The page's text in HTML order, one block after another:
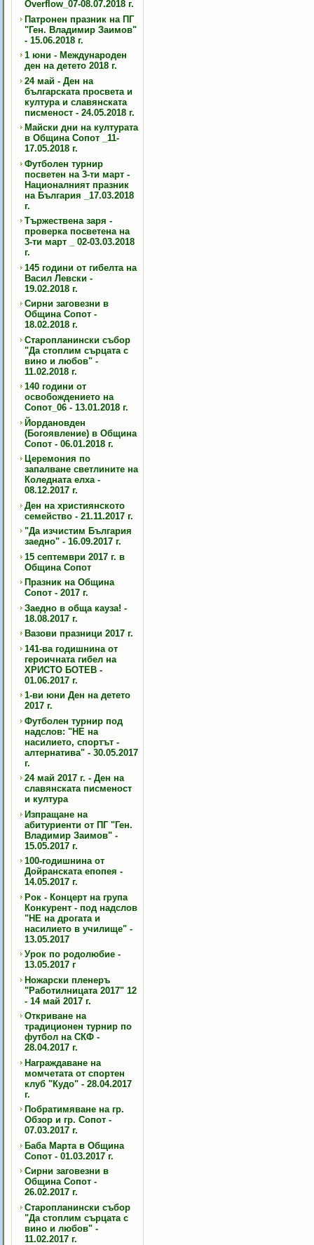
Overflow_07-08.07.2018 г.
Патронен празник на ПГ
"Ген. Владимир Заимов"
- 15.06.2018 г.
1 юни - Международен
ден на детето 2018 г.
24 май - Ден на
българската просвета и
култура и славянската
писменост - 24.05.2018 г.
Майски дни на културата
в Община Сопот _11-
17.05.2018 г.
Футболен турнир
посветен на 3-ти март -
Националният празник
на България _17.03.2018
г.
Тържествена заря -
проверка посветена на
3-ти март _ 02-03.03.2018
г.
145 години от гибелта на
Васил Левски -
19.02.2018 г.
Сирни заговезни в
Община Сопот -
18.02.2018 г.
Старопланински събор
"Да стоплим сърцата с
вино и любов" -
11.02.2018 г.
140 години от
освобождението на
Сопот_06 - 13.01.2018 г.
Йордановден
(Богоявление) в Община
Сопот - 06.01.2018 г.
Церемония по
запалване светлините на
Коледната елха -
08.12.2017 г.
Ден на християнското
семейство - 21.11.2017 г.
"Да изчистим България
заедно" - 16.09.2017 г.
15 септември 2017 г. в
Община Сопот
Празник на Община
Сопот - 2017 г.
Заедно в обща кауза! -
18.08.2017 г.
Вазови празници 2017 г.
141-ва годишнина от
героичната гибел на
ХРИСТО БОТЕВ -
01.06.2017 г.
1-ви юни Ден на детето
2017 г.
Футболен турнир под
надслов: "НЕ на
насилието, спортът -
алтернатива" - 30.05.2017
г.
24 май 2017 г. - Ден на
славянската писменост
и култура
Изпращане на
абитуриенти от ПГ "Ген.
Владимир Заимов" -
15.05.2017 г.
100-годишнина от
Дойранската епопея -
14.05.2017 г.
Рок - Концерт на група
Конкурент - под надслов
"НЕ на дрогата и
насилието в училище" -
13.05.2017
Урок по родолюбие -
13.05.2017 г
Ножарски пленеръ
"Работилницата 2017" 12
- 14 май 2017 г.
Откриване на
традиционен турнир по
футбол на СКФ -
28.04.2017 г.
Награждаване на
момчетата от спортен
клуб "Кудо" - 28.04.2017
г.
Побратимяване на гр.
Обзор и гр. Сопот -
07.03.2017 г.
Баба Марта в Община
Сопот - 01.03.2017 г.
Сирни заговезни в
Община Сопот -
26.02.2017 г.
Старопланински събор
"Да стоплим сърцата с
вино и любов" -
11.02.2017 г.